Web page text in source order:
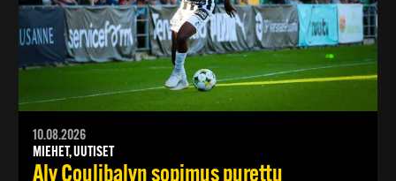
10.08.2026
MIEHET, UUTISET
Aly Coulibalyn sopimus purettu